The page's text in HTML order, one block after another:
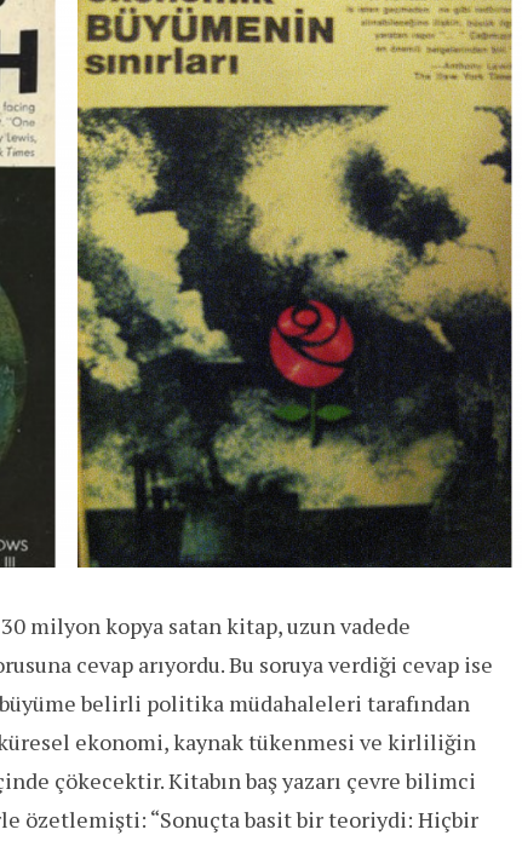
milyon kopya satan kitap, uzun vadede
cevap arıyordu. Bu soruya verdiği cevap ise
belirli politika müdahaleleri tarafından
küresel ekonomi, kaynak tükenmesi ve kirliliğin
çökecektir. Kitabın baş yazarı çevre bilimci
özetlemişti: “Sonuçta basit bir teoriydi: Hiçbir